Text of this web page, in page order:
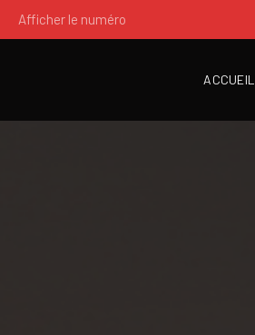
Afficher le numéro
ACCUEIL